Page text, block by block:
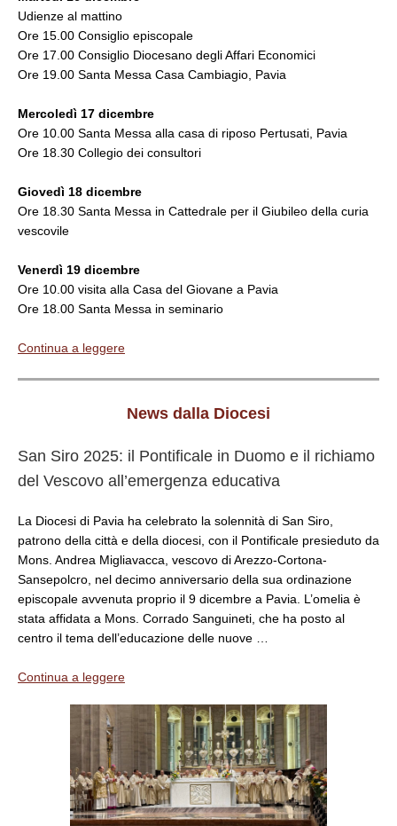
Udienze al mattino
Ore 15.00 Consiglio episcopale
Ore 17.00 Consiglio Diocesano degli Affari Economici
Ore 19.00 Santa Messa Casa Cambiagio, Pavia
Mercoledì 17 dicembre
Ore 10.00 Santa Messa alla casa di riposo Pertusati, Pavia
Ore 18.30 Collegio dei consultori
Giovedì 18 dicembre
Ore 18.30 Santa Messa in Cattedrale per il Giubileo della curia
vescovile
Venerdì 19 dicembre
Ore 10.00 visita alla Casa del Giovane a Pavia
Ore 18.00 Santa Messa in seminario
Continua a leggere
News dalla Diocesi
San Siro 2025: il Pontificale in Duomo e il richiamo
del Vescovo all’emergenza educativa
La Diocesi di Pavia ha celebrato la solennità di San Siro,
patrono della città e della diocesi, con il Pontificale presieduto da
Mons. Andrea Migliavacca, vescovo di Arezzo-Cortona-
Sansepolcro, nel decimo anniversario della sua ordinazione
episcopale avvenuta proprio il 9 dicembre a Pavia. L’omelia è
stata affidata a Mons. Corrado Sanguineti, che ha posto al
centro il tema dell’educazione delle nuove …
Continua a leggere